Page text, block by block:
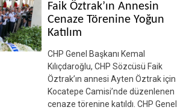
Faik Öztrak’ın Annesin
Cenaze Törenine Yoğun
Katılım
CHP Genel Başkanı Kemal
Kılıçdaroğlu, CHP Sözcüsü Faik
Öztrak’ın annesi Ayten Öztrak için
Kocatepe Camisi’nde düzenlenen
cenaze törenine katıldı. CHP Genel